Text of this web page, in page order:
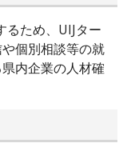
るため、UIJター
個別相談等の就
内企業の人材確